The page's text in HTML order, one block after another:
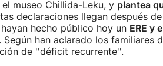
museo Chillida-Leku, y plantea
declaraciones llegan después
hecho público hoy un ERE y
han aclarado los familiares
de ''déficit recurrente''.